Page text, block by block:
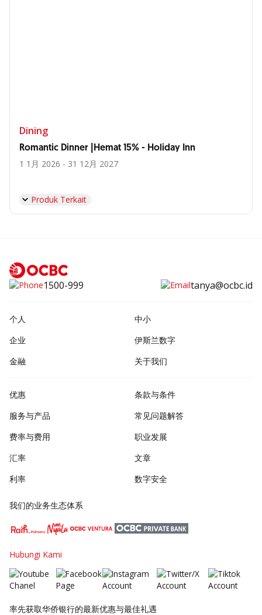
Dining
Romantic Dinner |Hemat 15% - Holiday Inn
1 1月 2026 - 31 12月 2027
Produk Terkait
1500-999 tanya@ocbc.id
个人
中小
企业
伊斯兰数字
金融
关于我们
优惠
服务与产品
费率与费用
汇率
利率
条款与条件
常见问题解答
职业发展
文章
数字安全
我们的业务生态体系
Hubungi Kami
率先获取华侨银行的最新优惠与最佳礼遇